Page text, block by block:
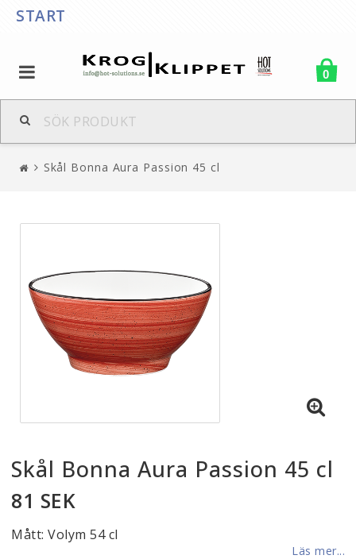
START
0
Skål Bonna Aura Passion 45 cl
Skål Bonna Aura Passion 45 cl
81 SEK
Mått: Volym 54 cl
Läs mer...